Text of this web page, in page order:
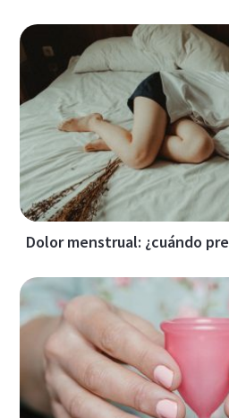
Dolor menstrual: ¿cuándo